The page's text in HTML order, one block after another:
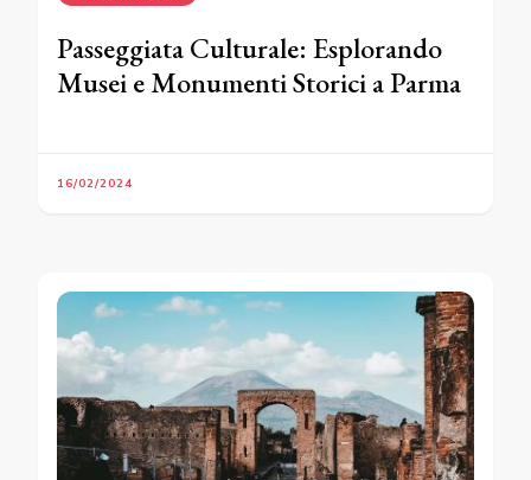
Passeggiata Culturale: Esplorando
Musei e Monumenti Storici a Parma
16/02/2024